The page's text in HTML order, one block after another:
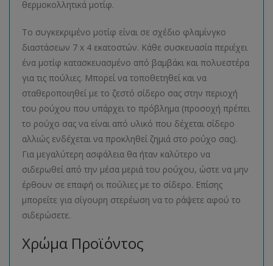
θερμοκολλητικά μοτίφ.
Το συγκεκριμένο μοτίφ είναι σε σχέδιο φλαμίνγκο
διαστάσεων 7 x 4 εκατοστών. Κάθε συσκευασία περιέχει
ένα μοτίφ κατασκευασμένο από βαμβάκι και πολυεστέρα
για τις πούλιες. Μπορεί να τοποθετηθεί και να
σταθεροποιηθεί με το ζεστό σίδερο σας στην περιοχή
του ρούχου που υπάρχει το πρόβλημα (προσοχή πρέπει
το ρούχο σας να είναι από υλικό που δέχεται σίδερο
αλλιώς ενδέχεται να προκληθεί ζημιά στο ρούχο σας).
Για μεγαλύτερη ασφάλεια θα ήταν καλύτερο να
σιδερωθεί από την μέσα μεριά του ρούχου, ώστε να μην
έρθουν σε επαφή οι πούλιες με το σίδερο. Επίσης
μπορείτε για σίγουρη στερέωση να το ράψετε αφού το
σιδερώσετε.
Χρώμα Προϊόντος